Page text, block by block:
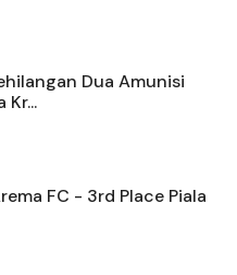
Dua Amunisi
Kr...
FC - 3rd Place Piala